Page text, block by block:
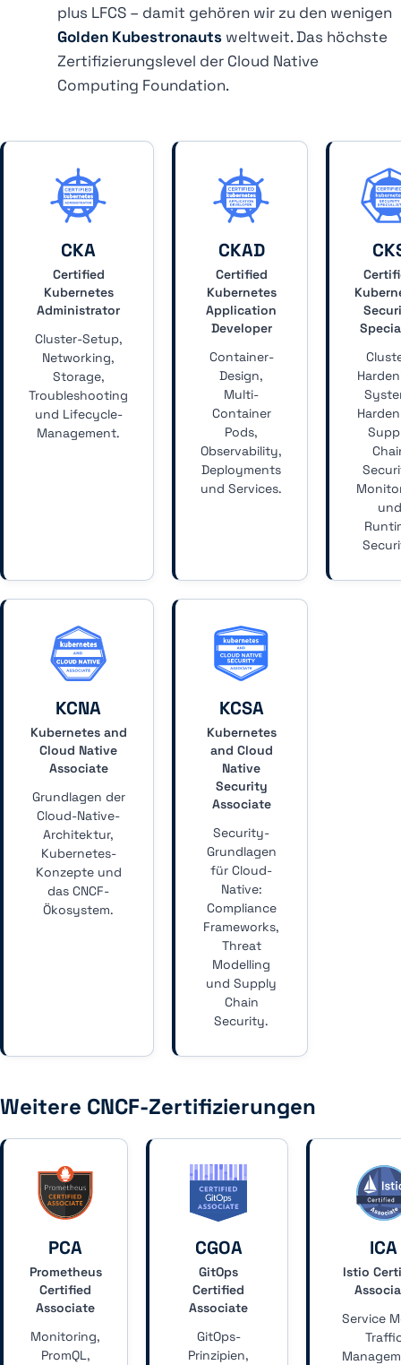
plus LFCS – damit gehören wir zu den wenigen
Golden Kubestronauts weltweit. Das höchste
Zertifizierungslevel der Cloud Native
Computing Foundation.
CKA
Certified
Kubernetes
Administrator
Cluster-Setup,
Networking,
Storage,
Troubleshooting
und Lifecycle-
Management.
CKAD
Certified
Kubernetes
Application
Developer
Container-
Design,
Multi-
Container
Pods,
Observability,
Deployments
und Services.
und
KCNA
Kubernetes and
Cloud Native
Associate
Grundlagen der
Cloud-Native-
Architektur,
Kubernetes-
Konzepte und
das CNCF-
Ökosystem.
KCSA
Kubernetes
and Cloud
Native
Security
Associate
Security-
Grundlagen
für Cloud-
Native:
Compliance
Frameworks,
Threat
Modelling
und Supply
Chain
Security.
Weitere CNCF-Zertifizierungen
PCA
Prometheus
Certified
Associate
Monitoring,
PromQL,
CGOA
GitOps
Certified
Associate
GitOps-
Prinzipien,
ICA
Istio
Service